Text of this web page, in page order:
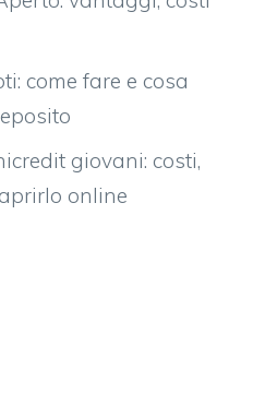
come fare e cosa
giovani: costi,
online